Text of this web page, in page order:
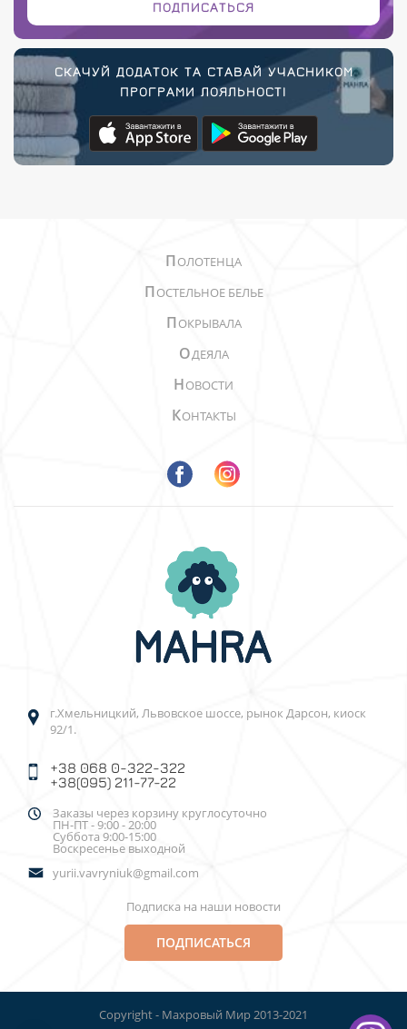
ПОДПИСАТЬСЯ
СКАЧУЙ ДОДАТОК ТА СТАВАЙ УЧАСНИКОМ
ПРОГРАМИ ЛОЯЛЬНОСТІ
ПОЛОТЕНЦА
ПОСТЕЛЬНОЕ БЕЛЬЕ
ПОКРЫВАЛА
ОДЕЯЛА
НОВОСТИ
КОНТАКТЫ
г.Хмельницкий, Львовское шоссе, рынок Дарсон, киоск
92/1.
+38 068 0-322-322
+38(095) 211-77-22
Заказы через корзину круглосуточно
ПН-ПТ - 9:00 - 20:00
Суббота 9:00-15:00
Воскресенье выходной
yurii.vavryniuk@gmail.com
Подписка на наши новости
ПОДПИСАТЬСЯ
Copyright - Махровый Мир 2013-2021